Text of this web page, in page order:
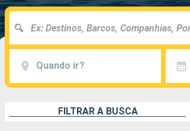
Quando ir?
FILTRAR A BUSCA